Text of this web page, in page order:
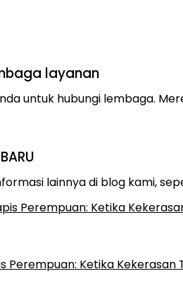
layanan
untuk hubungi lembaga.
lainnya di blog kami,
Perempuan: Ketika Kekerasan